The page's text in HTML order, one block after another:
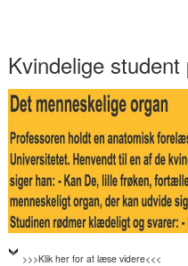
Kvindelige
>>>Klik her for at læse videre<<<